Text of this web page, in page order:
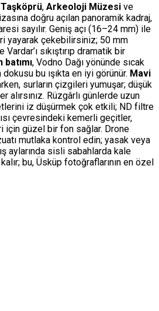
Taşköprü, Arkeoloji Müzesi ve
doğru açılan panoramik kadraj,
sayılır. Geniş açı (16–24 mm) ile
yayarak çekebilirsiniz; 50 mm
sıkıştırıp dramatik bir
batımı, Vodno Dağı yönünde sıcak
bu ışıkta en iyi görünür. Mavi
surların çizgileri yumuşar; düşük
alırsınız. Rüzgârlı günlerde uzun
iz düşürmek çok etkili; ND filtre
çevresindeki kemerli geçitler,
için güzel bir fon sağlar. Drone
mutlaka kontrol edin; yasak veya
aylarında sisli sabahlarda kale
bu, Üsküp fotoğraflarının en özel